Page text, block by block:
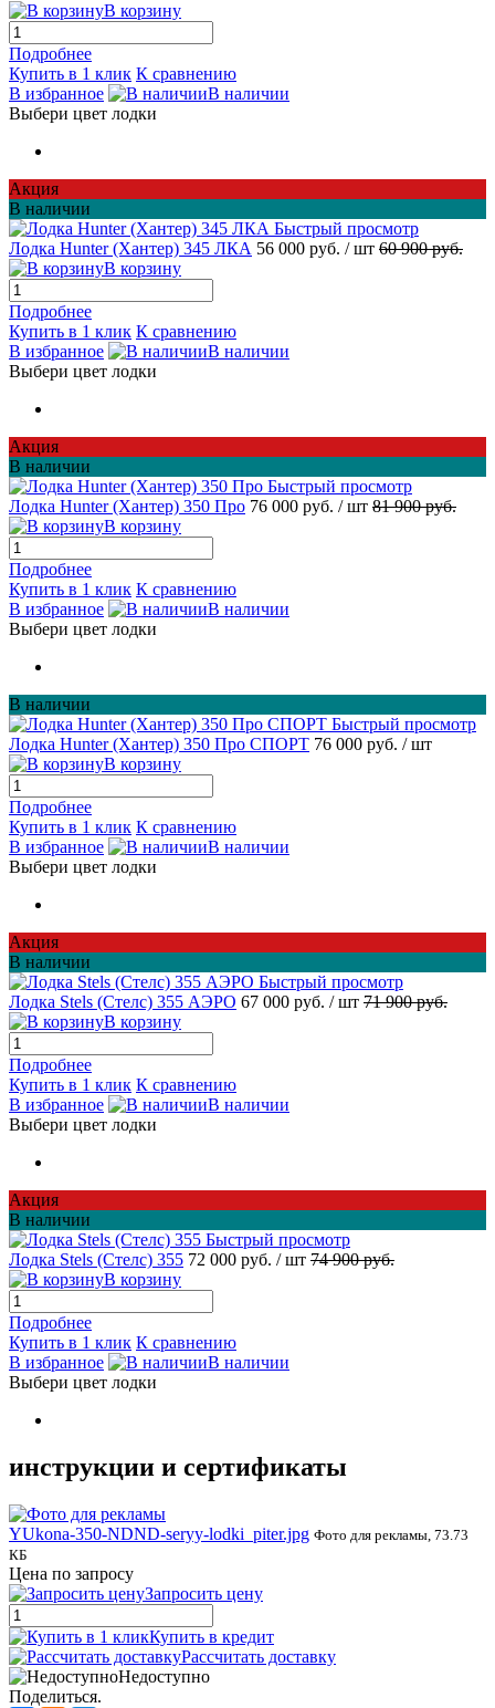
В корзину
Подробнее
Купить в 1 клик К сравнению
В избранное
В наличии
Выбери цвет лодки
Акция
В наличии
Быстрый просмотр
Лодка Hunter (Хантер) 345 ЛКА 56 000 руб. / шт 60 900 руб.
В корзину
Подробнее
Купить в 1 клик К сравнению
В избранное
В наличии
Выбери цвет лодки
Акция
В наличии
Быстрый просмотр
Лодка Hunter (Хантер) 350 Про 76 000 руб. / шт 81 900 руб.
В корзину
Подробнее
Купить в 1 клик К сравнению
В избранное
В наличии
Выбери цвет лодки
В наличии
Быстрый просмотр
Лодка Hunter (Хантер) 350 Про СПОРТ 76 000 руб. / шт
В корзину
Подробнее
Купить в 1 клик К сравнению
В избранное
В наличии
Выбери цвет лодки
Акция
В наличии
Быстрый просмотр
Лодка Stels (Стелс) 355 АЭРО 67 000 руб. / шт 71 900 руб.
В корзину
Подробнее
Купить в 1 клик К сравнению
В избранное
В наличии
Выбери цвет лодки
Акция
В наличии
Быстрый просмотр
Лодка Stels (Стелс) 355 72 000 руб. / шт 74 900 руб.
В корзину
Подробнее
Купить в 1 клик К сравнению
В избранное
В наличии
Выбери цвет лодки
инструкции и сертификаты
YUkona-350-NDND-seryy-lodki_piter.jpg Фото для рекламы, 73.73
КБ
Цена по запросу
Запросить цену
Купить в кредит
Рассчитать доставку
Недоступно
Поделиться.